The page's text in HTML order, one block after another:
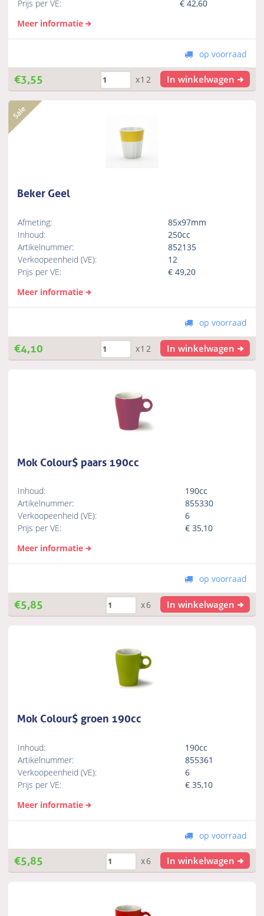
Prijs per VE: €42,60
Meer informatie
op voorraad
€3,55 x12 In winkelwagen
Beker Geel
Afmeting:
85x97mm
Inhoud:
250cc
Artikelnummer:
852135
Verkoopeenheid (VE):
12
Prijs per VE:
€49,20
Meer informatie
op voorraad
€4,10 x12 In winkelwagen
Mok Colour$ paars 190cc
Inhoud:
190cc
Artikelnummer:
855330
Verkoopeenheid (VE):
6
Prijs per VE:
€35,10
Meer informatie
op voorraad
€5,85 x6 In winkelwagen
Mok Colour$ groen 190cc
Inhoud:
190cc
Artikelnummer:
855361
Verkoopeenheid (VE):
6
Prijs per VE:
€35,10
Meer informatie
op voorraad
€5,85 x6 In winkelwagen